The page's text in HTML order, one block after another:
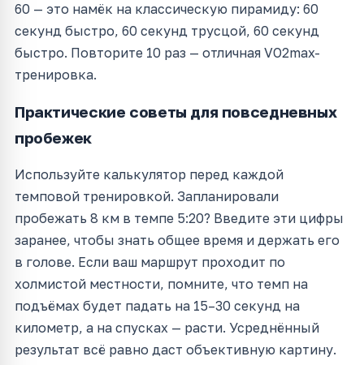
60 — это намёк на классическую пирамиду: 60
секунд быстро, 60 секунд трусцой, 60 секунд
быстро. Повторите 10 раз — отличная VO2max-
тренировка.
Практические советы для повседневных
пробежек
Используйте калькулятор перед каждой
темповой тренировкой. Запланировали
пробежать 8 км в темпе 5:20? Введите эти цифры
заранее, чтобы знать общее время и держать его
в голове. Если ваш маршрут проходит по
холмистой местности, помните, что темп на
подъёмах будет падать на 15–30 секунд на
километр, а на спусках — расти. Усреднённый
результат всё равно даст объективную картину.